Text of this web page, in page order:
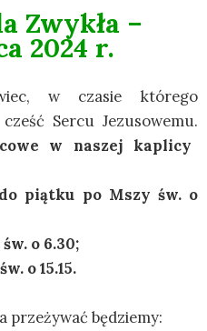
Zwykła –
2024 r.
w czasie którego
Sercu Jezusowemu.
w naszej kaplicy
piątku po Mszy św. o
o 6.30;
o 15.15.
będziemy: